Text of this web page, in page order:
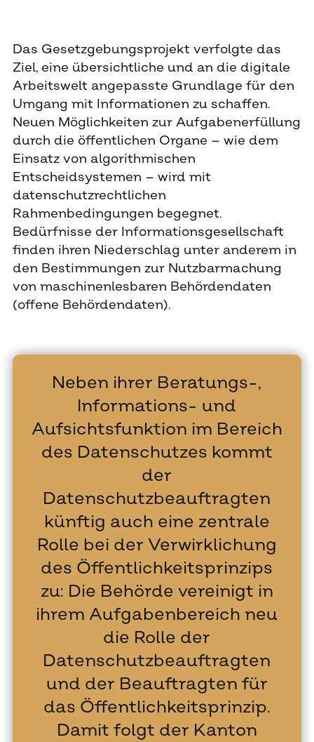
Das Gesetzgebungsprojekt verfolgte das
Ziel, eine übersichtliche und an die digitale
Arbeitswelt angepasste Grundlage für den
Umgang mit Informationen zu schaffen.
Neuen Möglichkeiten zur Aufgabenerfüllung
durch die öffentlichen Organe – wie dem
Einsatz von algorithmischen
Entscheidsystemen – wird mit
datenschutzrechtlichen
Rahmenbedingungen begegnet.
Bedürfnisse der Informationsgesellschaft
finden ihren Niederschlag unter anderem in
den Bestimmungen zur Nutzbarmachung
von maschinenlesbaren Behördendaten
(offene Behördendaten).
Neben ihrer Beratungs-,
Informations- und
Aufsichtsfunktion im Bereich
des Datenschutzes kommt
der
Datenschutzbeauftragten
künftig auch eine zentrale
Rolle bei der Verwirklichung
des Öffentlichkeitsprinzips
zu: Die Behörde vereinigt in
ihrem Aufgabenbereich neu
die Rolle der
Datenschutzbeauftragten
und der Beauftragten für
das Öffentlichkeitsprinzip.
Damit folgt der Kanton